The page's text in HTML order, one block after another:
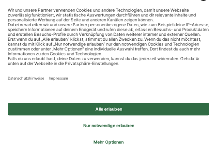
Datenschutzhinweise
Impressum
Privatsphäre-Einstellungen
© 2026 REWE Group - All rights reserved